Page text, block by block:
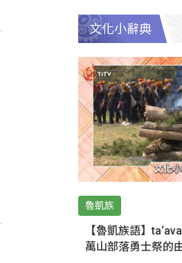
文化小辭典
魯凱族
【魯凱族語】
萬山部落勇士祭的